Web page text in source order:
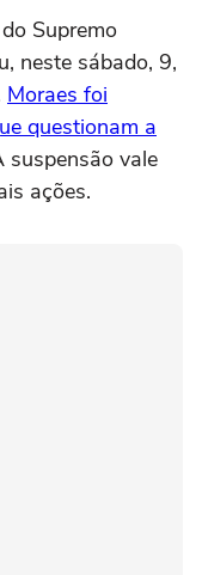
Supremo
neste sábado, 9,
Moraes foi
questionam a
suspensão vale
ações.